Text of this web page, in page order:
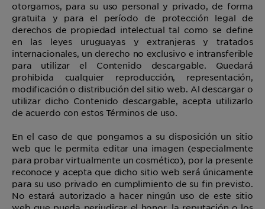
otorgamos, para su uso personal y privado, de forma
gratuita y para el período de protección legal de
derechos de propiedad intelectual tal como se define
en las leyes uruguayas y extranjeras y tratados
internacionales, un derecho no exclusivo e intransferible
para utilizar el Contenido descargable. Quedará
prohibida cualquier reproducción, representación,
modificación o distribución del sitio web. Al descargar o
utilizar dicho Contenido descargable, acepta utilizarlo
de acuerdo con estos Términos de uso.
En el caso de que pongamos a su disposición un sitio
web que le permita editar una imagen (especialmente
para probar virtualmente un cosmético), por la presente
reconoce y acepta que dicho sitio web será únicamente
para su uso privado en cumplimiento de su fin previsto.
No estará autorizado a hacer ningún uso de este sitio